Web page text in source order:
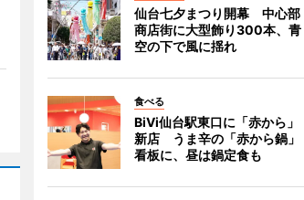
仙台七夕まつり開幕 中心部
商店街に大型飾り300本、青
空の下で風に揺れ
食べる
BiVi仙台駅東口に「赤から」
新店 うま辛の「赤から鍋」
看板に、昼は鍋定食も